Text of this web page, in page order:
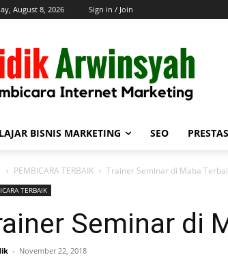
August 8, 2026 Sign in / Join
BISNIS MARKETING SEO
PEMBICARA TERBAIK Trainer Seminar di Maba
TERBAIK
Seminar di
- November 22, 2018